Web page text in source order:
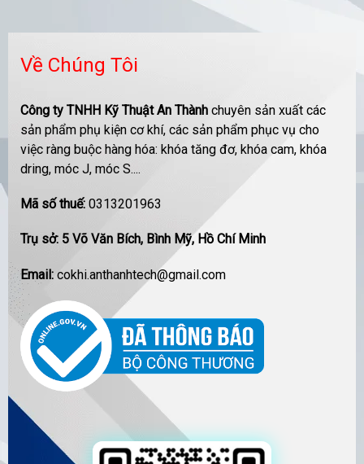
Về Chúng Tôi
Công ty TNHH Kỹ Thuật An Thành chuyên sản xuất các
sản phẩm phụ kiện cơ khí, các sản phẩm phục vụ cho
việc ràng buộc hàng hóa: khóa tăng đơ, khóa cam, khóa
dring, móc J, móc S....
Mã số thuế: 0313201963
Trụ sở: 5 Võ Văn Bích, Bình Mỹ, Hồ Chí Minh
Email: cokhi.anthanhtech@gmail.com